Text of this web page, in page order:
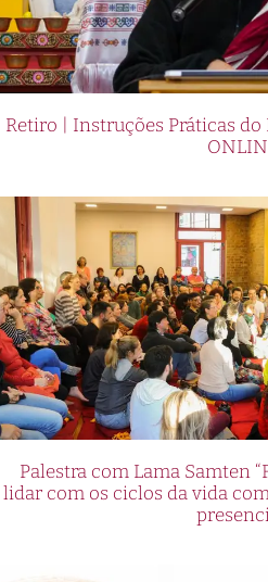
Retiro | Instruções Práticas do
Palestra com Lama Samten
lidar com os ciclos da vida